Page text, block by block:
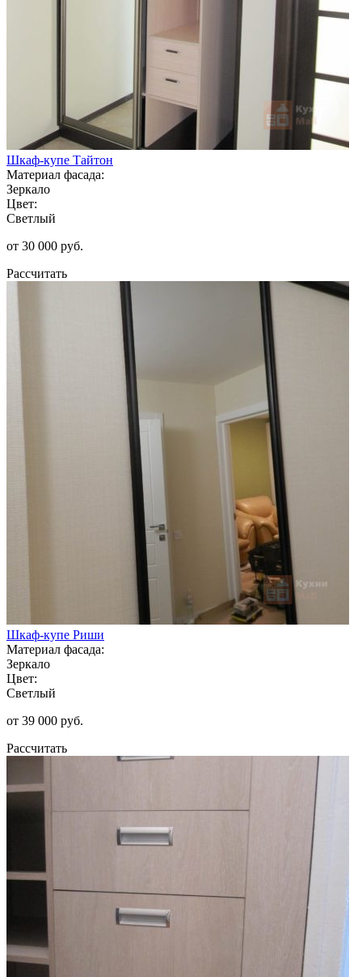
Шкаф-купе Тайтон
Материал фасада:
Зеркало
Цвет:
Светлый
от 30 000 руб.
Рассчитать
Шкаф-купе Риши
Материал фасада:
Зеркало
Цвет:
Светлый
от 39 000 руб.
Рассчитать